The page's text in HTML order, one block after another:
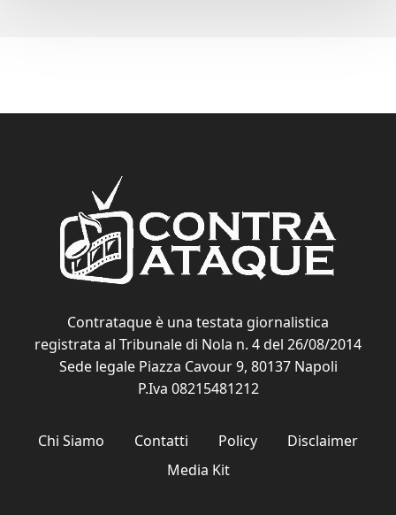
Contrataque è una testata giornalistica
registrata al Tribunale di Nola n. 4 del 26/08/2014
Sede legale Piazza Cavour 9, 80137 Napoli
P.Iva 08215481212
Chi Siamo Contatti Policy
Disclaimer
Media Kit